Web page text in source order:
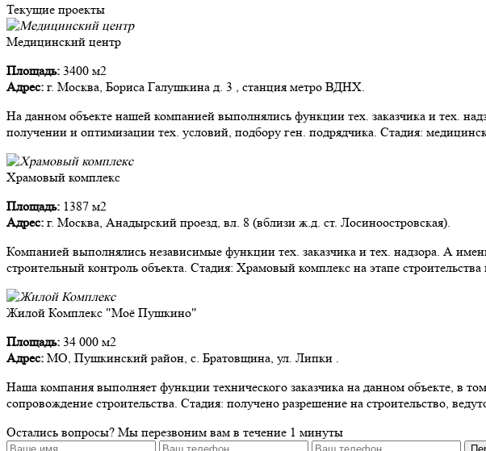
Текущие проекты
Медицинский центр
Площадь: 3400 м2
Адрес: г. Москва, Бориса Галушкина д. 3 , станция метро ВДНХ.
На данном объекте нашей компанией выполнялись функции тех. заказчика и тех.
получении и оптимизации тех. условий, подбору ген. подрядчика. Стадия:
Храмовый комплекс
Площадь: 1387 м2
Адрес: г. Москва, Анадырский проезд, вл. 8 (вблизи ж.д. ст. Лосиноостровская).
Компанией выполнялись независимые функции тех. заказчика и тех. надзора. А
строительный контроль объекта. Стадия: Храмовый комплекс на этапе
Жилой Комплекс "Моё Пушкино"
Площадь: 34 000 м2
Адрес: МО, Пушкинский район, с. Братовщина, ул. Липки .
Наша компания выполняет функции технического заказчика на данном объекте, в
сопровождение строительства. Стадия: получено разрешение на строительство,
Остались вопросы? Мы перезвоним вам в течение 1 минуты